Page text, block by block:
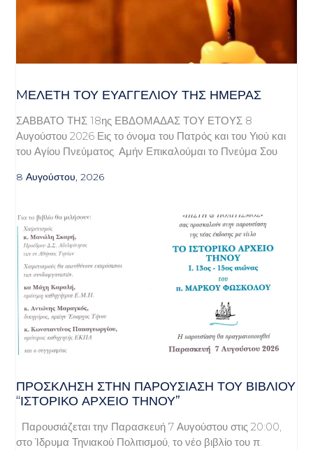
MΕΛΈΤΗ ΤΟΥ ΕΥΑΓΓΕΛΊΟΥ ΤΗΣ ΗΜΈΡΑΣ
ΣΑΒΒΑΤΟ ΤΗΣ 18ης ΕΒΔΟΜΑΔΑΣ ΤΟΥ ΕΤΟΥΣ 8
Αυγούστου 2026 Εις το όνομα του Πατρός και του Υιού και
του Αγίου Πνεύματος. Αμήν Επικαλούμαι το Πνεύμα Σου
8 Αυγούστου, 2026
ΠΡΌΣΚΛΗΣΗ ΣΤΗΝ ΠΑΡΟΥΣΊΑΣΗ ΤΟΥ ΒΙΒΛΊΟΥ
“ΙΣΤΟΡΙΚΌ ΑΡΧΕΊΟ ΤΉΝΟΥ”
Παρουσιάζεται την Παρασκευή 7 Αυγούστου στις 20:00,
στο Ίδρυμα Τηνιακού Πολιτισμού, το νέο βιβλίο του π.